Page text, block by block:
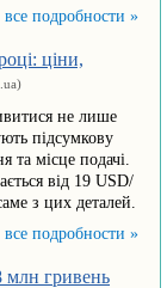
все подробности »
ціни,
не лише
підсумкову
та місце подачі.
від 19 USD/
з цих деталей.
все подробности »
млн гривень